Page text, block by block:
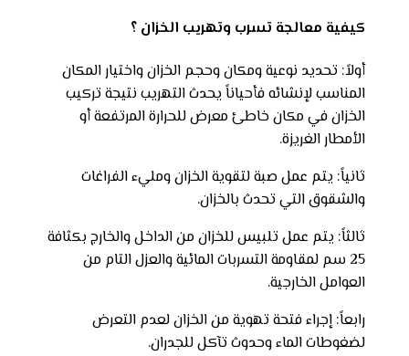
كيفية معالجة تسرب وتهريب الخزان ؟
أولاً: تحديد نوعية ومكان وحجم الخزان واختيار المكان
المناسب لإنشائه فأحياناً يحدث التهريب نتيجة تركيب
الخزان في مكان خاطئ معرض للحرارة المرتفعة أو
الأمطار الغريزة.
ثانياً: يتم عمل صبة لتقوية الخزان ومليء الفراغات
والشقوق التي تحدث بالخزان.
ثالثاً: يتم عمل تلبيس للخزان من الداخل والخارج بكثافة
25 سم لمقاومة التسربات المائية والعزل التام من
العوامل الخارجية.
رابعاً: إجراء فتحة تهوية من الخزان لعدم التعرض
لضغوطات الماء وحدوث تآكل للجدران.